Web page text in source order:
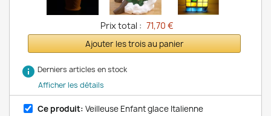
Prix total : 71,70 €
Ajouter les trois au panier
info Derniers articles en stock
Afficher les détails
Ce produit: Veilleuse Enfant glace Italienne